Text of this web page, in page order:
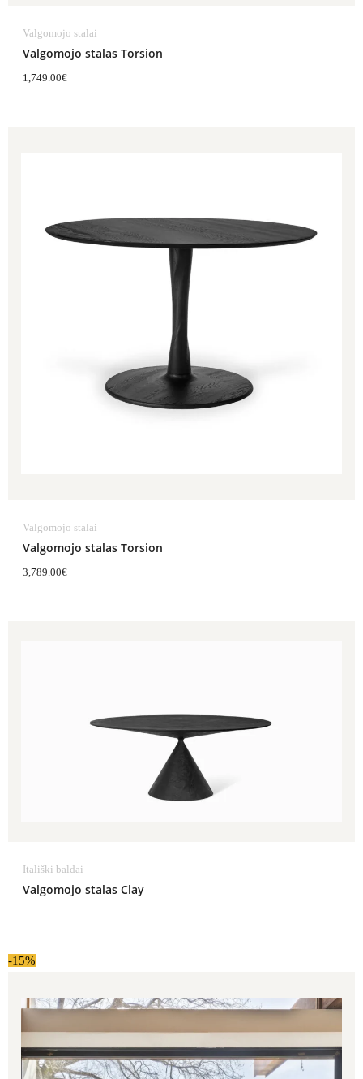
Valgomojo stalai
Valgomojo stalas Torsion
1,749.00€
Valgomojo stalai
Valgomojo stalas Torsion
3,789.00€
Itališki baldai
Valgomojo stalas Clay
-15%